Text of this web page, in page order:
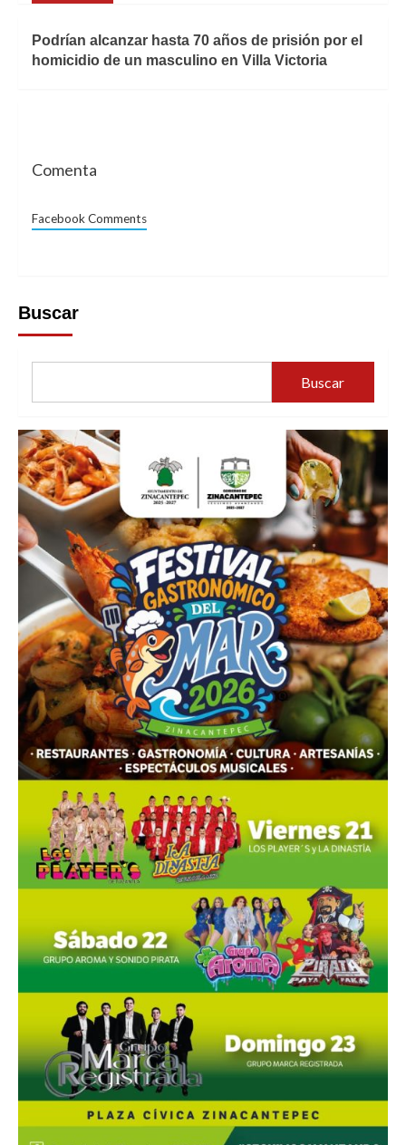
Podrían alcanzar hasta 70 años de prisión por el
homicidio de un masculino en Villa Victoria
Comenta
Facebook Comments
Buscar
Buscar